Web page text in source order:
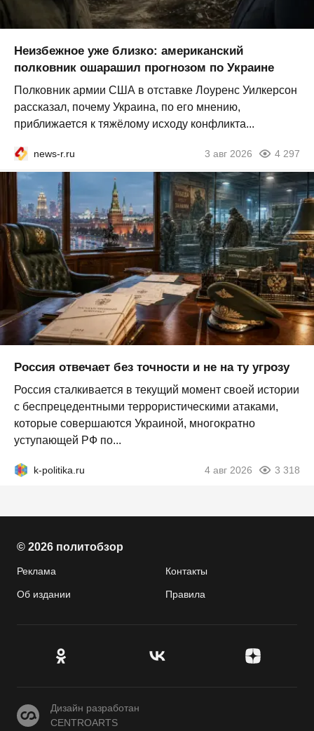
Неизбежное уже близко: американский
полковник ошарашил прогнозом по Украине
Полковник армии США в отставке Лоуренс Уилкерсон
рассказал, почему Украина, по его мнению,
приближается к тяжёлому исходу конфликта...
news-r.ru 3 авг 2026 4 297
Россия отвечает без точности и не на ту угрозу
Россия сталкивается в текущий момент своей истории
с беспрецедентными террористическими атаками,
которые совершаются Украиной, многократно
уступающей РФ по...
k-politika.ru 4 авг 2026 3 318
© 2026 политобзор
Реклама Контакты
Об издании Правила
CENTROARTS